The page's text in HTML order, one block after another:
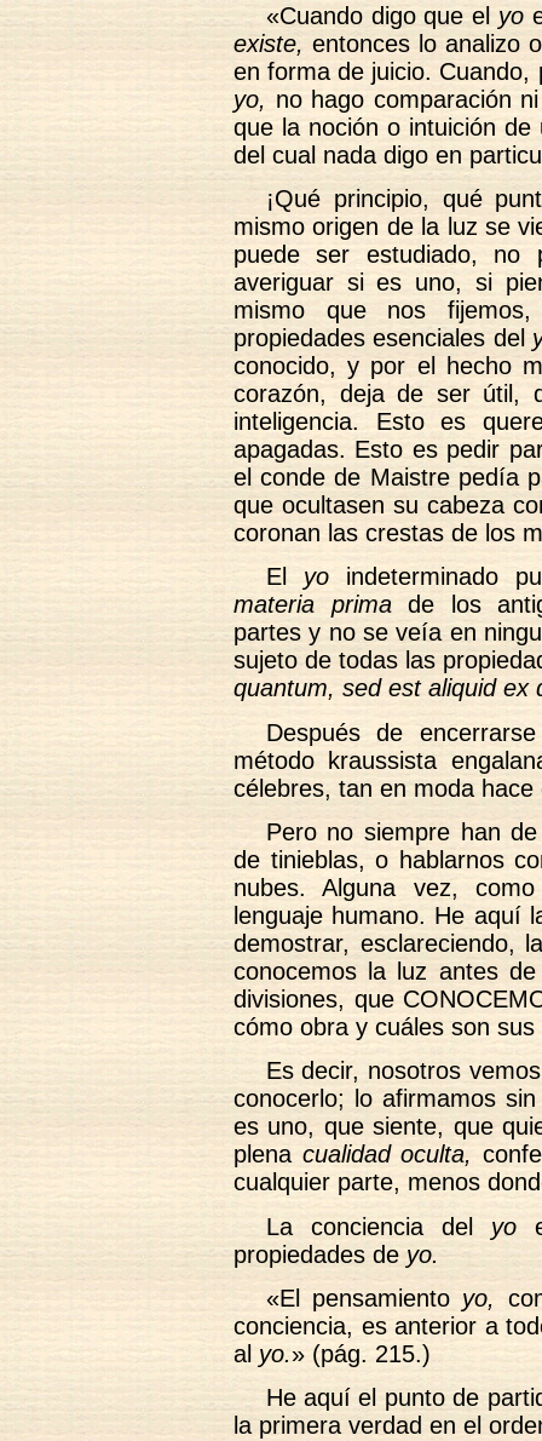
«Cuando digo que el yo
existe, entonces lo analizo
en forma de juicio.
yo, no hago comparación
que la noción o intuición
del cual nada digo en
¡Qué principio, qué
mismo origen de la luz se
puede ser estudiado, no
averiguar si es uno, si
mismo que nos
propiedades esenciales del
conocido, y por el hecho
corazón, deja de ser útil,
inteligencia. Esto es
apagadas. Esto es pedir
el conde de Maistre pedía
que ocultasen su cabeza
coronan las crestas de los
El yoindeterminado
materia primade los
partes y no se veía en
sujeto de todas las
quantum, sed est aliquid ex
Después de
método kraussista
célebres, tan en moda hace
Pero no siempre han
de tinieblas, o hablarnos
nubes. Alguna vez,
lenguaje humano. He aquí
demostrar, esclareciendo,
conocemos la luz antes
divisiones, que
cómo obra y cuáles son
Es decir, nosotros
conocerlo; lo afirmamos
es uno, que siente, que
plena cualidad oculta,
cualquier parte, menos
La conciencia del yo
propiedades deyo.
«El pensamientoyo,
conciencia, es anterior a
al yo.» (pág. 215.)
He aquí el punto de
la primera verdad en el